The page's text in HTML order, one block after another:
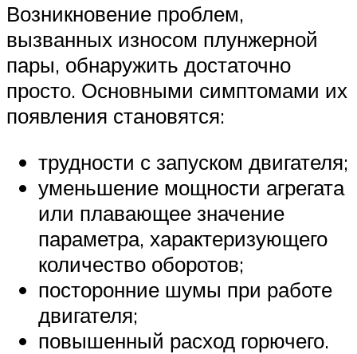
Возникновение проблем,
вызванных износом плунжерной
пары, обнаружить достаточно
просто. Основными симптомами их
появления становятся:
трудности с запуском двигателя;
уменьшение мощности агрегата
или плавающее значение
параметра, характеризующего
количество оборотов;
посторонние шумы при работе
двигателя;
повышенный расход горючего.